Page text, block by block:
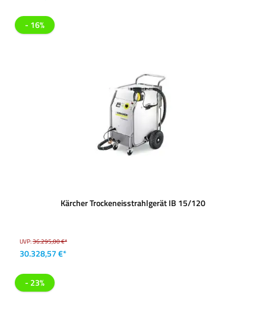
- 16%
Kärcher Trockeneisstrahlgerät IB 15/120
UVP:36.295,00 €*
30.328,57 €*
- 23%